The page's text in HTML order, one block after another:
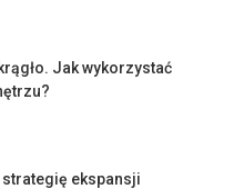
Jak wykorzystać
ekspansji